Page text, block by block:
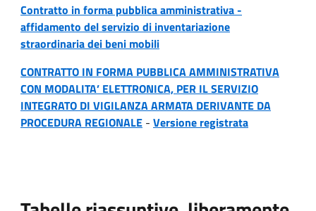
Contratto in forma pubblica amministrativa -
affidamento del servizio di inventariazione
straordinaria dei beni mobili
CONTRATTO IN FORMA PUBBLICA AMMINISTRATIVA
CON MODALITA’ ELETTRONICA, PER IL SERVIZIO
INTEGRATO DI VIGILANZA ARMATA DERIVANTE DA
PROCEDURA REGIONALE - Versione registrata